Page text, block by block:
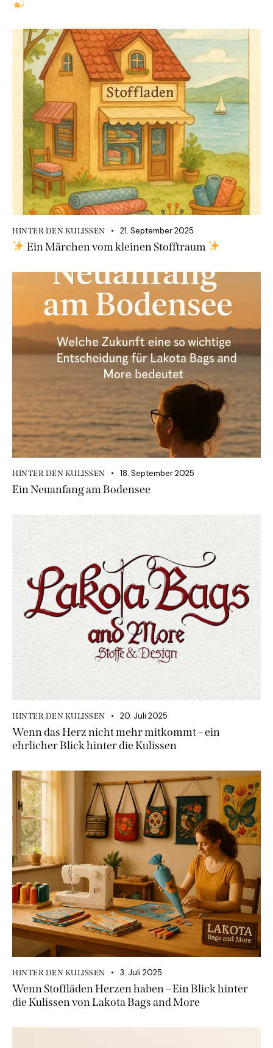
HINTER DEN KULISSEN 21. September 2025
Ein Märchen vom kleinen Stofftraum
HINTER DEN KULISSEN 18. September 2025
Ein Neuanfang am Bodensee
HINTER DEN KULISSEN 20. Juli 2025
Wenn das Herz nicht mehr mitkommt – ein
ehrlicher Blick hinter die Kulissen
HINTER DEN KULISSEN 3. Juli 2025
Wenn Stoffläden Herzen haben – Ein Blick hinter
die Kulissen von Lakota Bags and More